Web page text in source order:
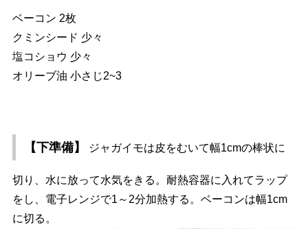
ベーコン 2枚
クミンシード 少々
塩コショウ 少々
オリーブ油 小さじ2~3
【下準備】 ジャガイモは皮をむいて幅1cmの棒状に
切り、水に放って水気をきる。耐熱容器に入れてラップ
をし、電子レンジで1～2分加熱する。ベーコンは幅1cm
に切る。